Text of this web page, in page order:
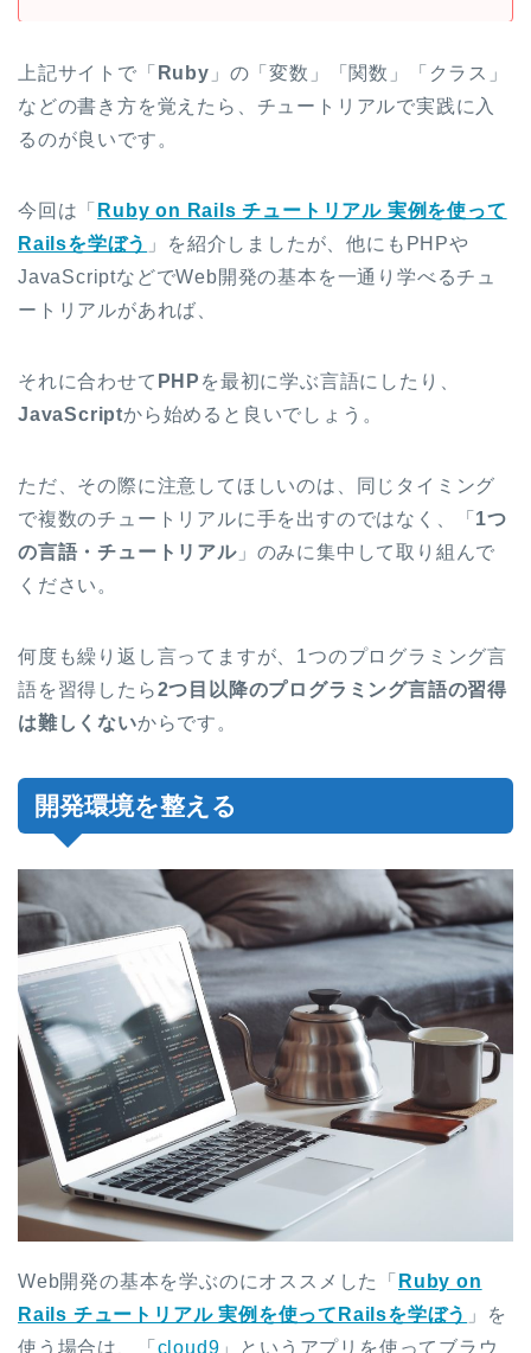
上記サイトで「 Ruby 」の「変数」「関数」「クラス」
などの書き方を覚えたら、チュートリアルで実践に入
るのが良いです。
今回は「 Ruby on Rails チュートリアル 実例を使って
Railsを学ぼう 」を紹介しましたが、他にもPHPや
JavaScriptなどでWeb開発の基本を一通り学べるチュ
ートリアルがあれば、
それに合わせて PHP を最初に学ぶ言語にしたり、
JavaScriptから始めると良いでしょう。
ただ、その際に注意してほしいのは、同じタイミング
で複数のチュートリアルに手を出すのではなく、「 1つ
の言語・チュートリアル」のみに集中して取り組んで
ください。
何度も繰り返し言ってますが、1つのプログラミング言
語を習得したら2つ目以降のプログラミング言語の習得
は難しくないからです。
開発環境を整える
Web開発の基本を学ぶのにオススメした「 Ruby on
Rails チュートリアル 実例を使ってRailsを学ぼう 」を
使う場合は、「 cloud9 」というアプリを使ってブラウ